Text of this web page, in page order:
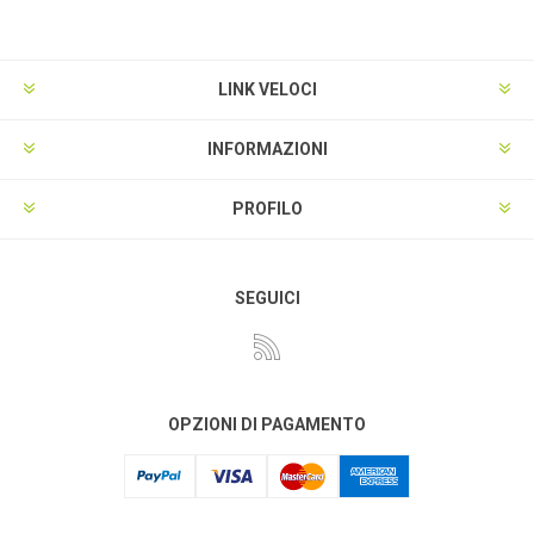
LINK VELOCI
INFORMAZIONI
PROFILO
SEGUICI
OPZIONI DI PAGAMENTO